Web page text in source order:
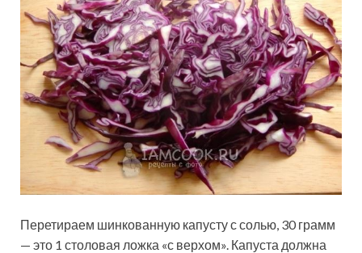
Перетираем шинкованную капусту с солью, 30 грамм
— это 1 столовая ложка «с верхом». Капуста должна